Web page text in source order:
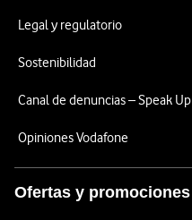
Legal y regulatorio
Sostenibilidad
Canal de denuncias – Speak Up
Opiniones Vodafone
Ofertas y promociones